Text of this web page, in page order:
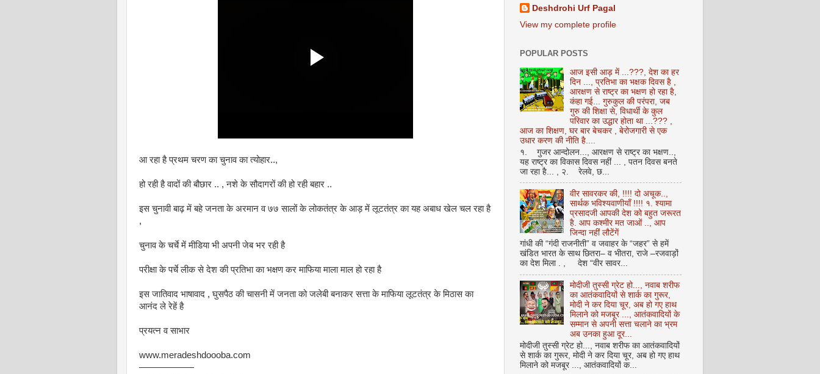
आ रहा है प्रथम चरण का चुनाव का त्योहार..,
हो रही है वादों की बौछार .. , नशे के सौदागरों की हो रही बहार ..
इस चुनावी बाढ़ में बहे जनता के अरमान व ७७ सालों के लोकतंत्र के आड़ में लूटतंत्र का यह अबाध खेल चल रहा है
,
चुनाव के चर्चे में मीडिया भी अपनी जेब भर रही है
परीक्षा के पर्चे लीक से देश की प्रतिभा का भक्षण कर माफिया माला माल हो रहा है
इस जातिवाद भाषावाद , घुसपैठ की चासनी में जनता को जलेबी बनाकर सत्ता के माफिया लूटतंत्र के मिठास का
आनंद ले रेहें है
प्रयत्न व साभार
www.meradeshdoooba.com
——————
Deshdrohi Urf Pagal
View my complete profile
POPULAR POSTS
आज इसी आड़ में ...???, देश का हर
दिन ..., प्रतिभा का भक्षक दिवस है ,
आरक्षण से राष्ट्र का भक्षण हो रहा है,
कंहा गई... गुरुकुल की परंपरा, जब
गुरु की शिक्षा से, विधार्थी के कुल
परिवार का उद्धार होता था ...??? ,
आज का शिक्षण, घर बार बेचकर , बेरोजगारी से एक
उधार करण की नीति है....
१. गुजर आन्दोलन..., आरक्षण से राष्ट्र का भक्षण..,
यह राष्ट्र का विकास दिवस नहीं ... , पतन दिवस बनते
जा रहा है... , २. रेलवे, छ...
वीर सावरकर की, !!!! दो अचूक..,
सार्थक भविश्यवाणीयाँ !!!! १. श्यामा
प्रसादजी आपकी देश को बहुत जरूरत
है. आप कश्मीर मत जाओं .., आप
जिन्दा नहीं लौटेंगें
गांधी की “गंदी राजनीती” व जवाहर के “जहर” से हमें
खंडित भारत के साथ छितरा– व भीतरा, राजे –रजवाड़ों
का देश मिला . , देश “वीर सावर...
मोदीजी तुस्सी ग्रेट हो..., नवाब शरीफ
का आतंकवादियों से शार्क का गुरूर,
मोदी ने कर दिया चूर, अब हो गए हाथ
मिलाने को मजबूर ..., आतंकवादियों के
सम्मान से अपनी सत्ता चलाने का भ्रम
अब उनका हुआ दूर...
मोदीजी तुस्सी ग्रेट हो..., नवाब शरीफ का आतंकवादियों
से शार्क का गुरूर, मोदी ने कर दिया चूर, अब हो गए हाथ
मिलाने को मजबूर ..., आतंकवादियों क...